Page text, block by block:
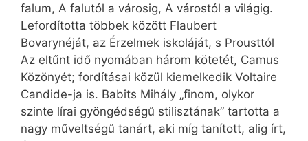
falum, A falutól a városig, A várostól a világig.
Lefordította többek között Flaubert
Bovarynéját, az Érzelmek iskoláját, s Prousttól
Az eltűnt idő nyomában három kötetét, Camus
Közönyét; fordításai közül kiemelkedik Voltaire
Candide-ja is. Babits Mihály „finom, olykor
szinte lírai gyöngédségű stilisztának” tartotta a
nagy műveltségű tanárt, aki míg tanított, alig írt,